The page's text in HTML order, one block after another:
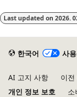
Last updated on 2026.
한국어 사
AI 고지 사항 이전
개인 정보 보호
소